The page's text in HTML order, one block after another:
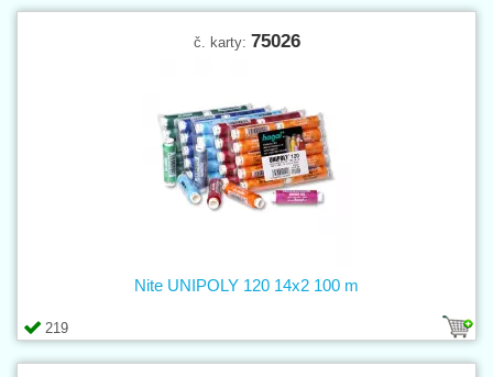
: Na módne výšivky pre veľmi jemné látky (napr. sifón)
polyesterovú niť pre strojové výšivku ISACORD
č. karty: 75026
219
Nite UNIPOLY 120 14x2 100 m